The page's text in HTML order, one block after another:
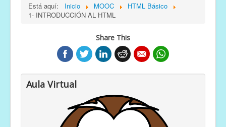
Está aquí: Inicio MOOC
HTML Básico
1- INTRODUCCIÓN AL HTML
Share This
Aula Virtual